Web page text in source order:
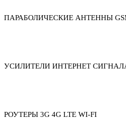
ПАРАБОЛИЧЕСКИЕ АНТЕННЫ
УСИЛИТЕЛИ ИНТЕРНЕТ СИГНАЛА
РОУТЕРЫ 3G 4G LTE WI-FI